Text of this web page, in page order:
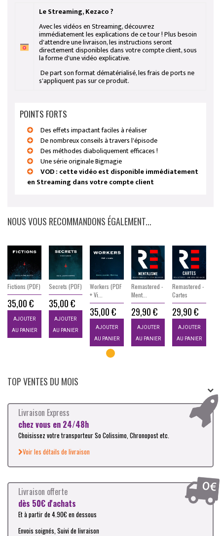
TOP VENTES DU MOIS
Livraison Express
chez vous en 24/48h
Choisissez votre transporteur So Colissimo, Chronopost etc.
Voir les détails de livraison
Livraison offerte
dès 50€ d'achats
Et à partir de 4.90€ en dessous
Envois soignés, Suivi de livraison
Le Streaming, Kezaco ?
Avec les vidéos en Streaming, découvrez
immédiatement les explications de ce tour ! Plus besoin
d'attendre une livraison, les instructions seront
directement disponibles dans votre compte client, sous
la forme d'une vidéo explicative.
De part son format dématérialisé, les frais de ports ne
s'appliquent pas sur ce produit.
POINTS FORTS
Des effets impactant faciles à réaliser
De nombreux conseils à travers l'épisode
Des méthodes diaboliquement efficaces !
Une série originale Bigmagie
VOD : cette vidéo est disponible immédiatement
en Streaming dans votre compte client
NOUS VOUS RECOMMANDONS ÉGALEMENT...
Fictions (PDF)
35,00 €
AJOUTER
AU PANIER
Secrets (PDF)
35,00 €
AJOUTER
AU PANIER
Workers (PDF
+ Vi...
35,00 €
AJOUTER
AU PANIER
Remastered -
Ment...
29,90 €
AJOUTER
AU PANIER
Remastered -
Cartes
29,90 €
AJOUTER
AU PANIER